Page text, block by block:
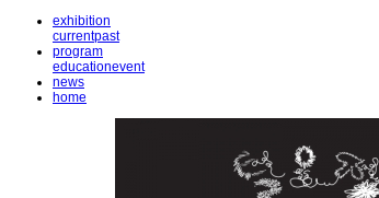
exhibition
currentpast
program
educationevent
news
home